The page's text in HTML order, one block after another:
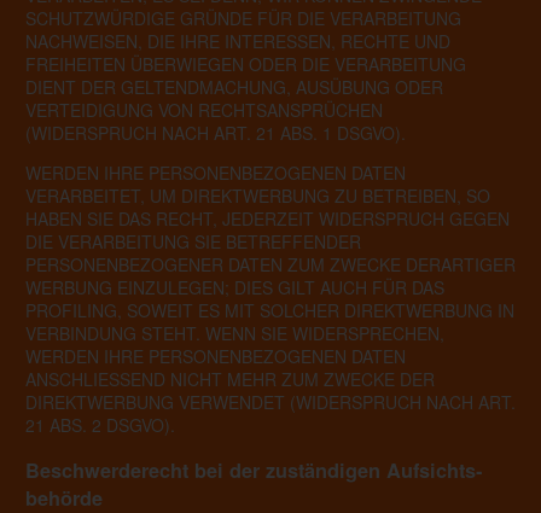
SCHUTZWÜRDIGE GRÜNDE FÜR DIE VERARBEITUNG
NACHWEISEN, DIE IHRE INTERESSEN, RECHTE UND
FREIHEITEN ÜBERWIEGEN ODER DIE VERARBEITUNG
DIENT DER GELTENDMACHUNG, AUSÜBUNG ODER
VERTEIDIGUNG VON RECHTSANSPRÜCHEN
(WIDERSPRUCH NACH ART. 21 ABS. 1 DSGVO).
WERDEN IHRE PERSONENBEZOGENEN DATEN
VERARBEITET, UM DIREKTWERBUNG ZU BETREIBEN, SO
HABEN SIE DAS RECHT, JEDERZEIT WIDERSPRUCH GEGEN
DIE VERARBEITUNG SIE BETREFFENDER
PERSONENBEZOGENER DATEN ZUM ZWECKE DERARTIGER
WERBUNG EINZULEGEN; DIES GILT AUCH FÜR DAS
PROFILING, SOWEIT ES MIT SOLCHER DIREKTWERBUNG IN
VERBINDUNG STEHT. WENN SIE WIDERSPRECHEN,
WERDEN IHRE PERSONENBEZOGENEN DATEN
ANSCHLIESSEND NICHT MEHR ZUM ZWECKE DER
DIREKTWERBUNG VERWENDET (WIDERSPRUCH NACH ART.
21 ABS. 2 DSGVO).
Beschwerde­recht bei der zuständigen Aufsichts­
behörde